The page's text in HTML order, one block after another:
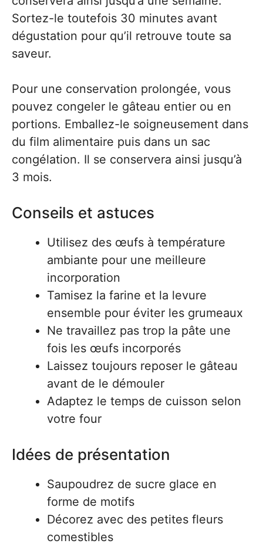
Sortez-le toutefois 30 minutes avant
dégustation pour qu’il retrouve toute sa
saveur.
Pour une conservation prolongée, vous
pouvez congeler le gâteau entier ou en
portions. Emballez-le soigneusement dans
du film alimentaire puis dans un sac
congélation. Il se conservera ainsi jusqu’à
3 mois.
Conseils et astuces
Utilisez des œufs à température
ambiante pour une meilleure
incorporation
Tamisez la farine et la levure
ensemble pour éviter les grumeaux
Ne travaillez pas trop la pâte une
fois les œufs incorporés
Laissez toujours reposer le gâteau
avant de le démouler
Adaptez le temps de cuisson selon
votre four
Idées de présentation
Saupoudrez de sucre glace en
forme de motifs
Décorez avec des petites fleurs
comestibles